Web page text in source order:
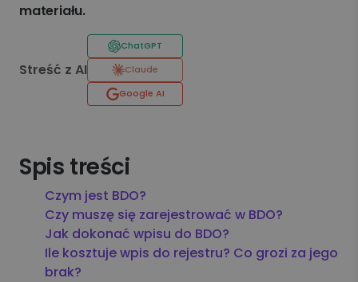
materiału.
Streść z AI
ChatGPT
Claude
Google AI
Spis treści
Czym jest BDO?
Czy muszę się zarejestrować w BDO?
Jak dokonać wpisu do BDO?
Ile kosztuje wpis do rejestru? Co grozi za jego
brak?